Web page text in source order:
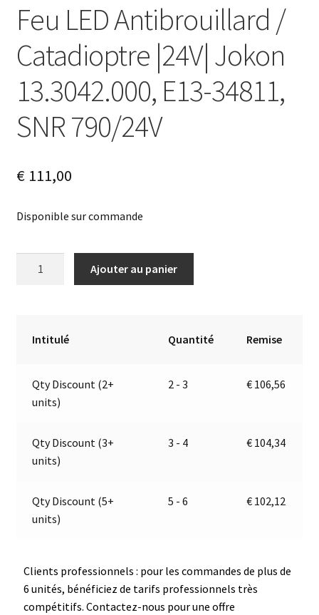
Feu LED Antibrouillard /
Catadioptre |24V| Jokon
13.3042.000, E13-34811,
SNR 790/24V
€111,00
Disponible sur commande
Antibrouillard
|24V|
Jokon
E13-
34811,
Ajouter au panier
Intitulé Quantité Remise
Qty Discount (2+
units)
2 - 3 € 106,56
Qty Discount (3+
units)
3 - 4 € 104,34
Qty Discount (5+
units)
5 - 6 € 102,12
Clients professionnels : pour les commandes de plus de
6 unités, bénéficiez de tarifs professionnels très
compétitifs. Contactez-nous pour une offre